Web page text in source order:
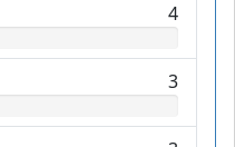
4
3